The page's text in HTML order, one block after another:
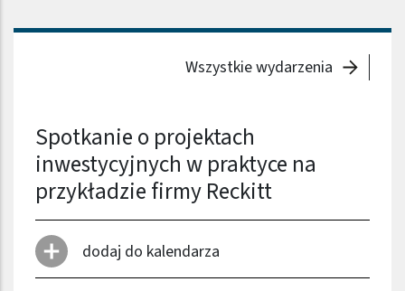
dodaj do kalendarza
Wszystkie wydarzenia
Spotkanie o projektach
inwestycyjnych w praktyce na
przykładzie firmy Reckitt